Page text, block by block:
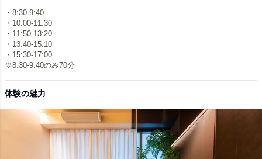
・8:30-9:40
・10:00-11:30
・11:50-13:20
・13:40-15:10
・15:30-17:00
※8:30-9:40のみ70分
体験の魅力